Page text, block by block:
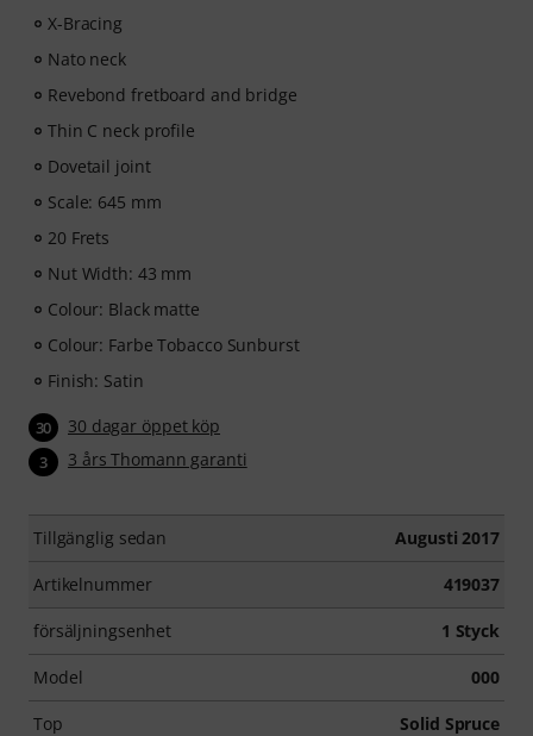
and more. Complete with personal support via chat,
printable sheet music, as well as an intelligent video
player with a practice function, slow motion, and other
X-Bracing
Nato neck
Revebond fretboard and bridge
Thin C neck profile
Dovetail joint
Scale: 645 mm
20 Frets
Nut Width: 43 mm
Colour: Black matte
Colour: Farbe Tobacco Sunburst
Finish: Satin
30 30 dagar öppet köp
3 3 års Thomann garanti
Tillgänglig sedan Augusti 2017
Artikelnummer 419037
försäljningsenhet 1 Styck
Model 000
Top Solid Spruce